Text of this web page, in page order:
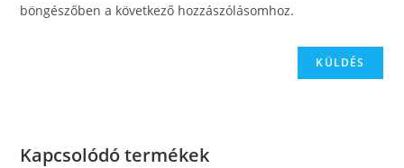
böngészőben a következő hozzászólásomhoz.
Kapcsolódó termékek